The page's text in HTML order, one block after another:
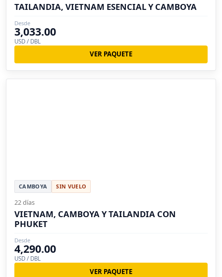
TAILANDIA, VIETNAM ESENCIAL Y CAMBOYA
Desde
3,033.00
USD / DBL
VER PAQUETE
CAMBOYA SIN VUELO
22 días
VIETNAM, CAMBOYA Y TAILANDIA CON
PHUKET
Desde
4,290.00
USD / DBL
VER PAQUETE